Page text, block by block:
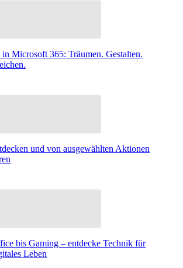
Microsoft 365: Träumen. Gestalten.
und von ausgewählten Aktionen
bis Gaming – entdecke Technik für
Leben